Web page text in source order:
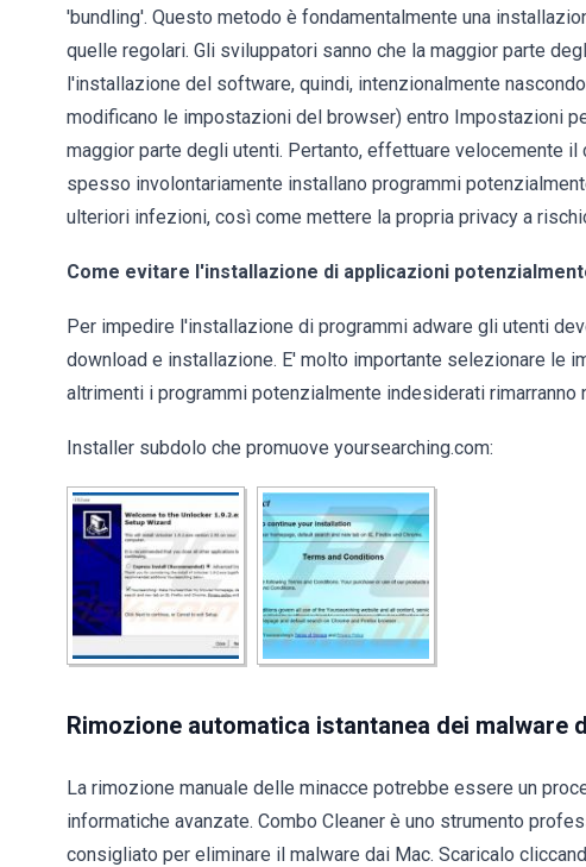
'bundling'. Questo metodo è fondamentalmente una
quelle regolari. Gli sviluppatori sanno che la maggior parte
l'installazione del software, quindi, intenzionalmente
modificano le impostazioni del browser) entro Impostazioni
maggior parte degli utenti. Pertanto, effettuare velocemente
spesso involontariamente installano programmi
ulteriori infezioni, così come mettere la propria privacy a
Come evitare l'installazione di applicazioni
Per impedire l'installazione di programmi adware gli utenti
download e installazione. E' molto importante selezionare le
altrimenti i programmi potenzialmente indesiderati
Installer subdolo che promuove yoursearching.com:
Rimozione automatica istantanea dei malware
La rimozione manuale delle minacce potrebbe essere un
informatiche avanzate. Combo Cleaner è uno strumento
consigliato per eliminare il malware dai Mac. Scaricalo